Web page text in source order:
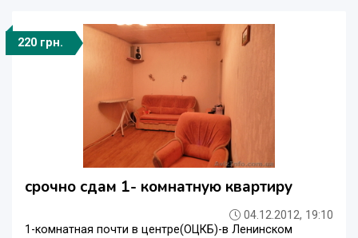
220 грн.
срочно сдам 1- комнатную квартиру
04.12.2012, 19:10
1-комнатная почти в центре(ОЦКБ)-в Ленинском